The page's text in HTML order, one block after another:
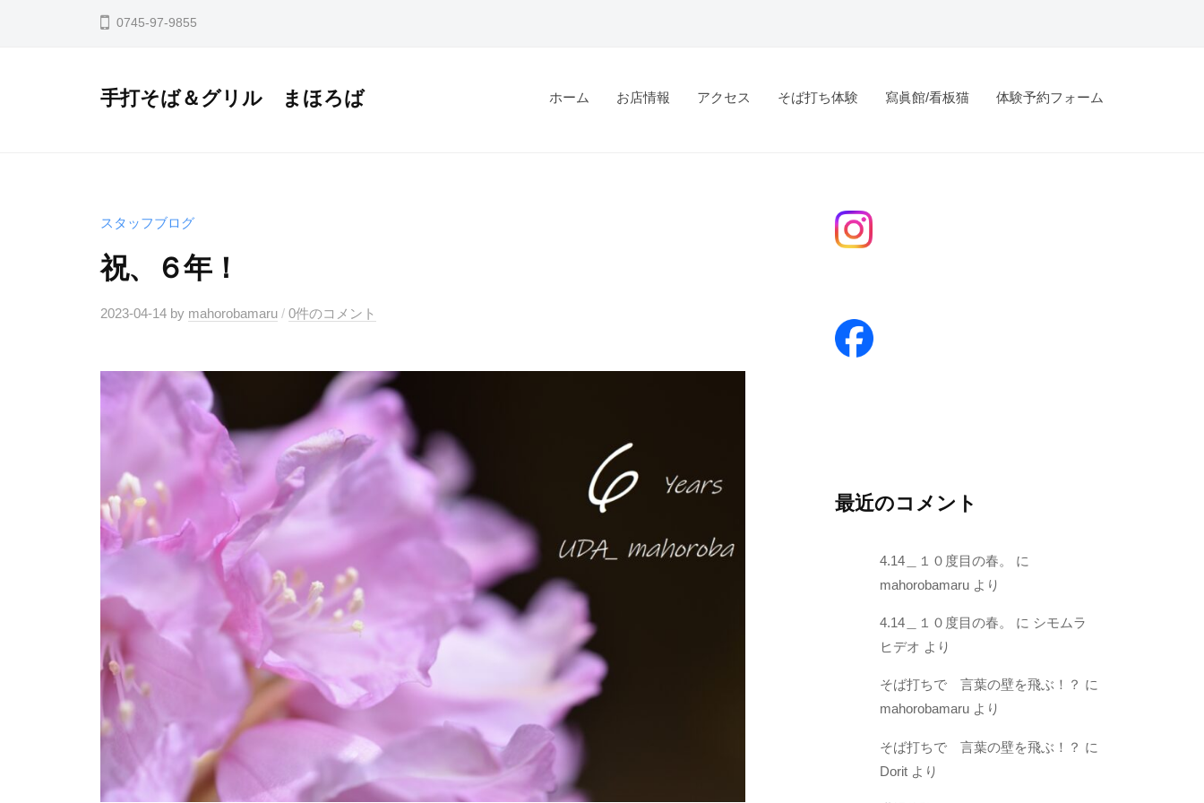
0745-97-9855
手打そば＆グリル まほろば ホーム お店情報 アクセス そば打ち体験 寫眞館/看板猫 体験予約フォーム
スタッフブログ
祝、６年！
2023-04-14 by mahorobamaru / 0件のコメント
最近のコメント
4.14＿１０度目の春。
に
mahorobamaruより
4.14＿１０度目の春。 に シモムラ
ヒデオ より
そば打ちで 言葉の壁を飛ぶ！？ に
mahorobamaruより
そば打ちで 言葉の壁を飛ぶ！？ に
Doritより